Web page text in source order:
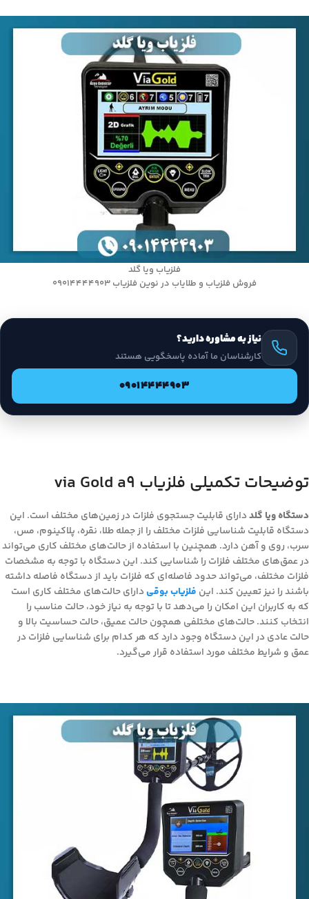
فلزیاب ویا گلد
فروش فلزیاب و طلایاب در نوین فلزیاب 09014444903
نیاز به مشاوره دارید؟
کارشناسان ما آماده پاسخگویی هستند
09014444903
توضیحات تکمیلی فلزیاب via Gold a9
دستگاه ویا گلددارای قابلیت جستجوی فلزات در زمین‌های مختلف است. این
دستگاه قابلیت شناسایی فلزات مختلف را از جمله طلا، نقره، پلاکینوم، مس،
سرب، روی و آهن دارد. همچنین با استفاده از حالت‌های مختلف کاری می‌تواند
در عمق‌های مختلف فلزات را شناسایی کند. این دستگاه با توجه به مشخصات
فلزات مختلف، می‌تواند حدود فاصله‌ای که فلزات باید از دستگاه فاصله داشته
باشند را نیز تعیین کند. این فلزیاب بوقیدارای حالت‌های مختلف کاری است
که به کاربران این امکان را می‌دهد تا با توجه به نیاز خود، حالت مناسب را
انتخاب کنند. حالت‌های مختلفی همچون حالت عمیق، حالت حساسیت بالا و
حالت عادی در این دستگاه وجود دارد که هر کدام برای شناسایی فلزات در
عمق و شرایط مختلف مورد استفاده قرار می‌گیرد.